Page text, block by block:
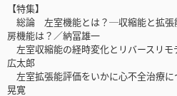
【特集】
総論 左室機能とは？─収縮能と拡張
房機能は？／納冨雄一
左室収縮能の経時変化とリバースリ
広太郎
左室拡張能評価をいかに心不全治療
晃寛